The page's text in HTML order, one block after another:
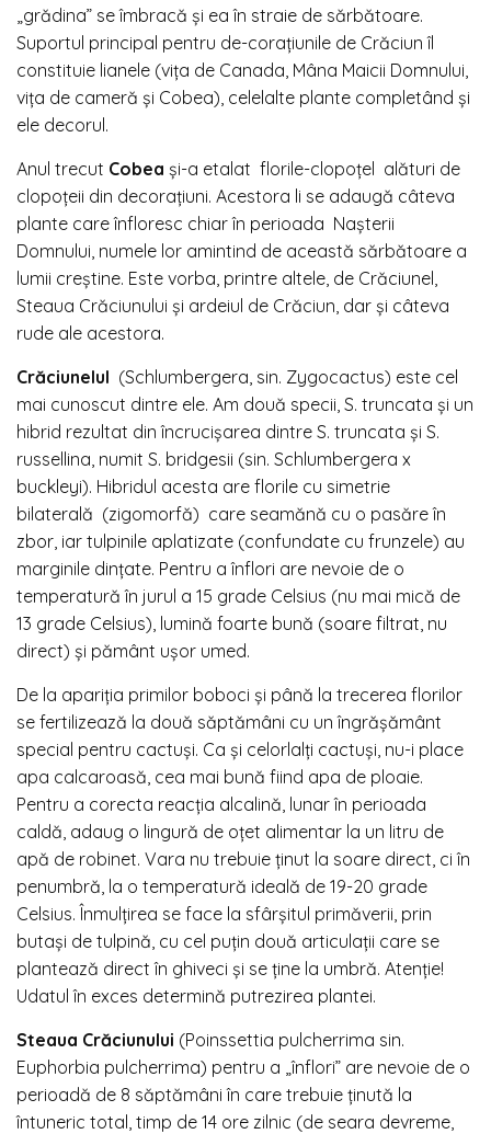
„grădina” se îmbracă și ea în straie de sărbătoare.
Suportul principal pentru de-corațiunile de Crăciun îl
constituie lianele (vița de Canada, Mâna Maicii Domnului,
vița de cameră și Cobea), celelalte plante completând și
ele decorul.
Anul trecut Cobea și-a etalat florile-clopoțel alături de
clopoțeii din decorațiuni. Acestora li se adaugă câteva
plante care înfloresc chiar în perioada Nașterii
Domnului, numele lor amintind de această sărbătoare a
lumii creștine. Este vorba, printre altele, de Crăciunel,
Steaua Crăciunului și ardeiul de Crăciun, dar și câteva
rude ale acestora.
Crăciunelul (Schlumbergera, sin. Zygocactus) este cel
mai cunoscut dintre ele. Am două specii, S. truncata și un
hibrid rezultat din încrucișarea dintre S. truncata și S.
russellina, numit S. bridgesii (sin. Schlumbergera x
buckleyi). Hibridul acesta are florile cu simetrie
bilaterală (zigomorfă) care seamănă cu o pasăre în
zbor, iar tulpinile aplatizate (confundate cu frunzele) au
marginile dințate. Pentru a înflori are nevoie de o
temperatură în jurul a 15 grade Celsius (nu mai mică de
13 grade Celsius), lumină foarte bună (soare filtrat, nu
direct) și pământ ușor umed.
De la apariția primilor boboci și până la trecerea florilor
se fertilizează la două săptămâni cu un îngrășământ
special pentru cactuși. Ca și celorlalți cactuși, nu-i place
apa calcaroasă, cea mai bună fiind apa de ploaie.
Pentru a corecta reacția alcalină, lunar în perioada
caldă, adaug o lingură de oțet alimentar la un litru de
apă de robinet. Vara nu trebuie ținut la soare direct, ci în
penumbră, la o temperatură ideală de 19-20 grade
Celsius. Înmulțirea se face la sfârșitul primăverii, prin
butași de tulpină, cu cel puțin două articulații care se
plantează direct în ghiveci și se ține la umbră. Atenție!
Udatul în exces determină putrezirea plantei.
Steaua Crăciunului (Poinssettia pulcherrima sin.
Euphorbia pulcherrima) pentru a „înflori” are nevoie de o
perioadă de 8 săptămâni în care trebuie ținută la
întuneric total, timp de 14 ore zilnic (de seara devreme,